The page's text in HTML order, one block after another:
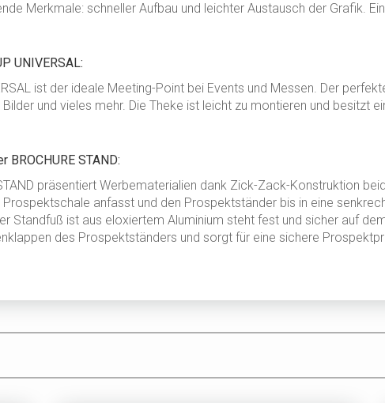
Merkmale: schneller Aufbau und leichter Austausch der Grafik.
UNIVERSAL:
ist der ideale Meeting-Point bei Events und Messen. Der
und vieles mehr. Die Theke ist leicht zu montieren und besitzt
STAND:
präsentiert Werbematerialien dank Zick-Zack-Konstruktion
anfasst und den Prospektständer bis in eine
Standfuß ist aus eloxiertem Aluminium steht fest und sicher auf
des Prospektständers und sorgt für eine sichere